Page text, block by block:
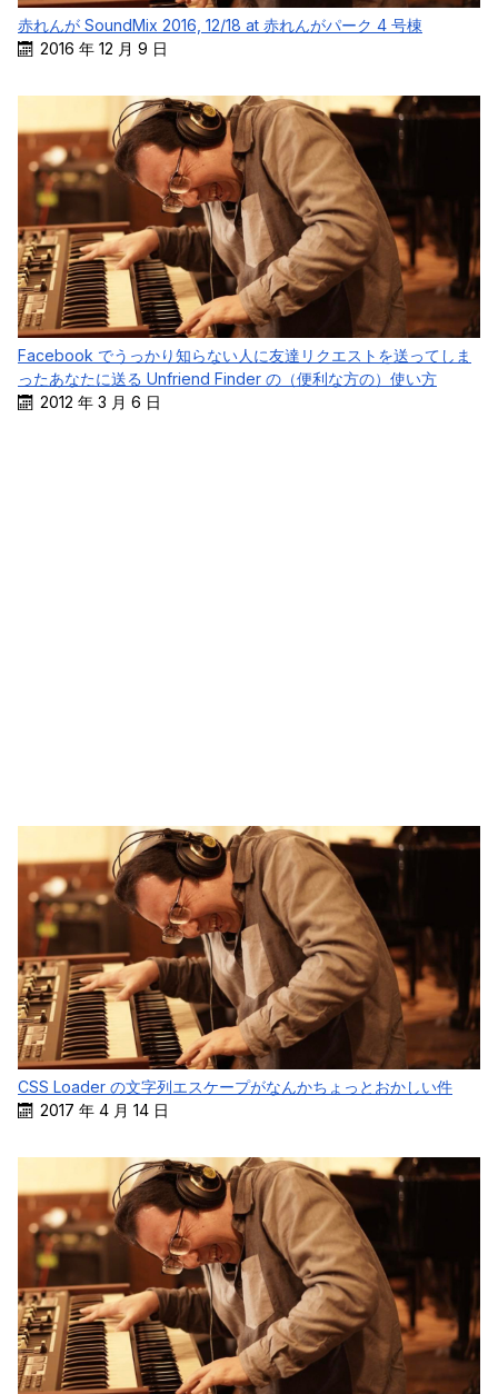
赤れんが SoundMix 2016, 12/18 at 赤れんがパーク 4 号棟
2016 年 12 月 9 日
Facebook でうっかり知らない人に友達リクエストを送ってしま
ったあなたに送る Unfriend Finder の（便利な方の）使い方
2012 年 3 月 6 日
CSS Loader の文字列エスケープがなんかちょっとおかしい件
2017 年 4 月 14 日